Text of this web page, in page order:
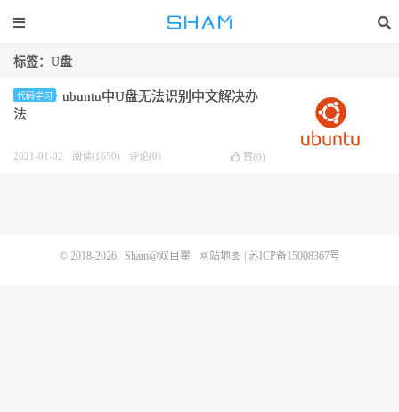
标签：U盘
代码学习
ubuntu中U盘无法识别中文解决办
法
2021-01-02 阅读(1650) 评论(0) 赞(0)
© 2018-2026 Sham@双目瞿 网站地图 苏ICP备15008367号